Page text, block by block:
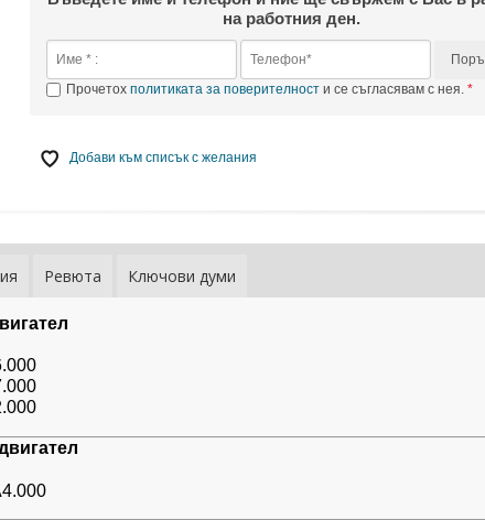
на работния ден.
Прочетохполитиката за поверителност и се съгласявам с нея.
Добави към списък с желания
Ревюта Ключови думи